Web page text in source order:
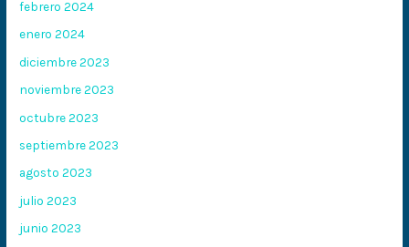
febrero 2024
enero 2024
diciembre 2023
noviembre 2023
octubre 2023
septiembre 2023
agosto 2023
julio 2023
junio 2023